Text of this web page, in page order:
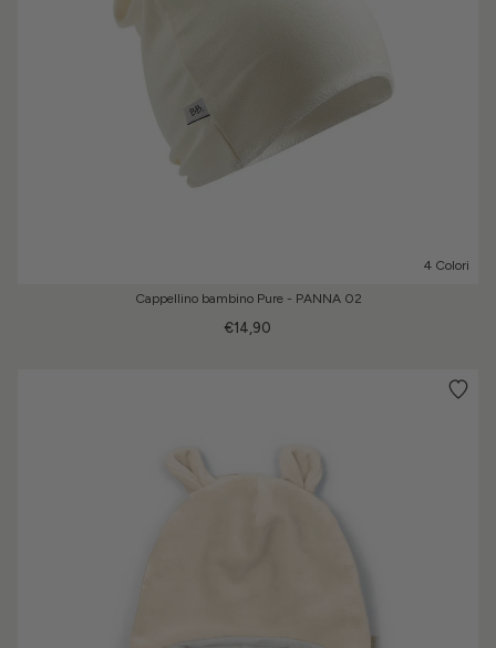
4 Colori
Cappellino bambino Pure - PANNA 02
€14,90